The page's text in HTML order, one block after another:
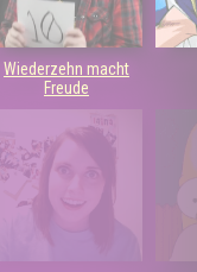
Wiederzehn macht
Freude